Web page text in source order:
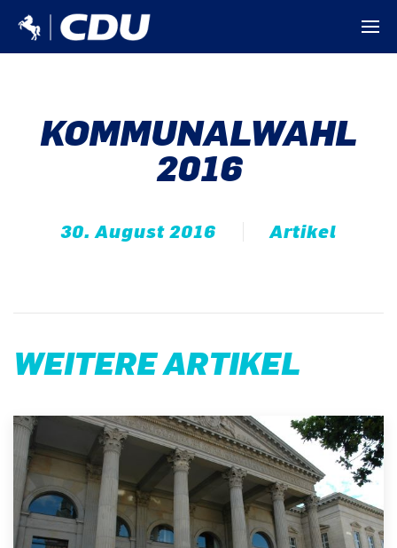
KOMMUNALWAHL
2016
30. August 2016 Artikel
WEITERE ARTIKEL